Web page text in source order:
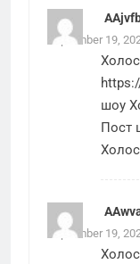
September 19,
шоу
Пост
September 19,